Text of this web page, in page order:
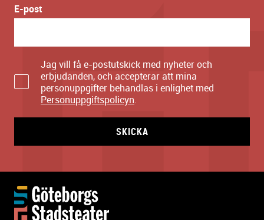
E-post
Jag vill få e-postutskick med nyheter och
erbjudanden, och accepterar att mina
personuppgifter behandlas i enlighet med
Personuppgiftspolicyn.
SKICKA